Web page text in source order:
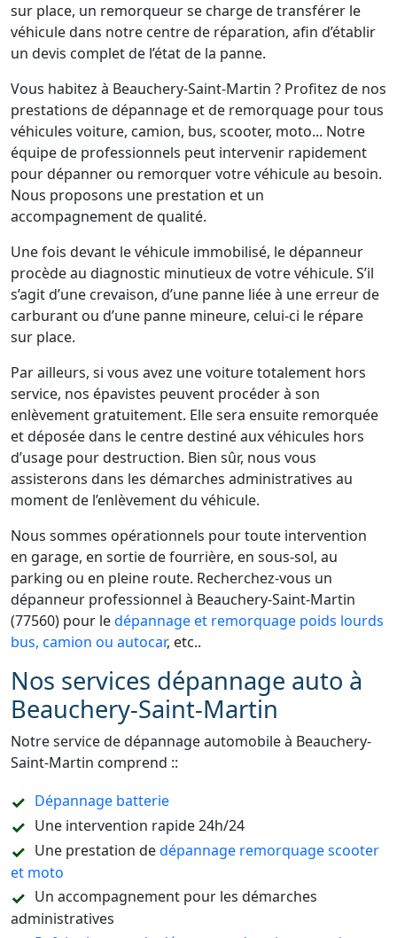
sur place, un remorqueur se charge de transférer le
véhicule dans notre centre de réparation, afin d’établir
un devis complet de l’état de la panne.
Vous habitez à Beauchery-Saint-Martin ? Profitez de nos
prestations de dépannage et de remorquage pour tous
véhicules voiture, camion, bus, scooter, moto... Notre
équipe de professionnels peut intervenir rapidement
pour dépanner ou remorquer votre véhicule au besoin.
Nous proposons une prestation et un
accompagnement de qualité.
Une fois devant le véhicule immobilisé, le dépanneur
procède au diagnostic minutieux de votre véhicule. S’il
s’agit d’une crevaison, d’une panne liée à une erreur de
carburant ou d’une panne mineure, celui-ci le répare
sur place.
Par ailleurs, si vous avez une voiture totalement hors
service, nos épavistes peuvent procéder à son
enlèvement gratuitement. Elle sera ensuite remorquée
et déposée dans le centre destiné aux véhicules hors
d’usage pour destruction. Bien sûr, nous vous
assisterons dans les démarches administratives au
moment de l’enlèvement du véhicule.
Nous sommes opérationnels pour toute intervention
en garage, en sortie de fourrière, en sous-sol, au
parking ou en pleine route. Recherchez-vous un
dépanneur professionnel à Beauchery-Saint-Martin
(77560) pour ledépannage et remorquage poids lourds
bus, camion ou autocar, etc..
Nos services dépannage auto à
Beauchery-Saint-Martin
Notre service de dépannage automobile à Beauchery-
Saint-Martin comprend ::
Dépannage batterie
Une intervention rapide 24h/24
Une prestation dedépannage remorquage scooter
et moto
Un accompagnement pour les démarches
administratives